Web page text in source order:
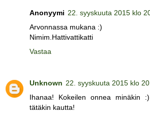
Anonyymi 22. syyskuuta 2015 klo
Arvonnassa mukana :)
Nimim.Hattivattikatti
Vastaa
Unknown 22. syyskuuta 2015 klo
Ihanaa! Kokeilen onnea minäkin
tätäkin kautta!